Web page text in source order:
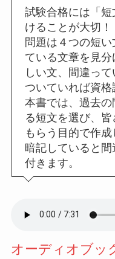
試験合格には「
けることが大切！
問題は４つの短
ている文章を見
しい文、間違っ
ついていれば資格
本書では、過去
る短文を選び、
もらう目的で作
暗記していると
付きます。
オーディオブッ